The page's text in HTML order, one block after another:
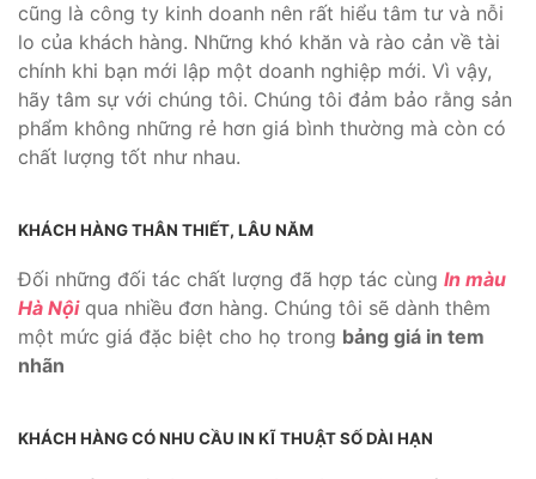
cũng là công ty kinh doanh nên rất hiểu tâm tư và nỗi
lo của khách hàng. Những khó khăn và rào cản về tài
chính khi bạn mới lập một doanh nghiệp mới. Vì vậy,
hãy tâm sự với chúng tôi. Chúng tôi đảm bảo rằng sản
phẩm không những rẻ hơn giá bình thường mà còn có
chất lượng tốt như nhau.
KHÁCH HÀNG THÂN THIẾT, LÂU NĂM
Đối những đối tác chất lượng đã hợp tác cùng In màu
Hà Nộiqua nhiều đơn hàng. Chúng tôi sẽ dành thêm
một mức giá đặc biệt cho họ trong bảng giá in tem
nhãn
KHÁCH HÀNG CÓ NHU CẦU IN KĨ THUẬT SỐ DÀI HẠN